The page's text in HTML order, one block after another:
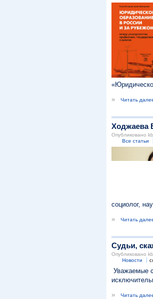
»
Читать
Ходжаева
Опубликовано
Все статьи
социолог,
»
Читать
Судьи,
Опубликовано
Новости
Уважаемые
»
Читать